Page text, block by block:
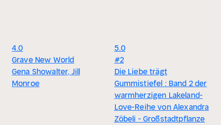
4.0
Grave New World
Gena Showalter, Jill
Monroe
5.0
#2
Die Liebe trägt
Gummistiefel : Band 2 der
warmherzigen Lakeland-
Love-Reihe von Alexandra
Zöbeli - Großstadtpflanze